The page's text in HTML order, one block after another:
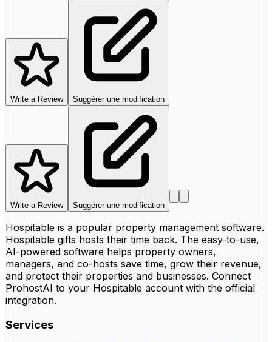
Write a Review Suggérer une modification
Write a Review Suggérer une modification
Hospitable is a popular property management software.
Hospitable gifts hosts their time back. The easy-to-use,
AI-powered software helps property owners,
managers, and co-hosts save time, grow their revenue,
and protect their properties and businesses. Connect
ProhostAI to your Hospitable account with the official
integration.
Services